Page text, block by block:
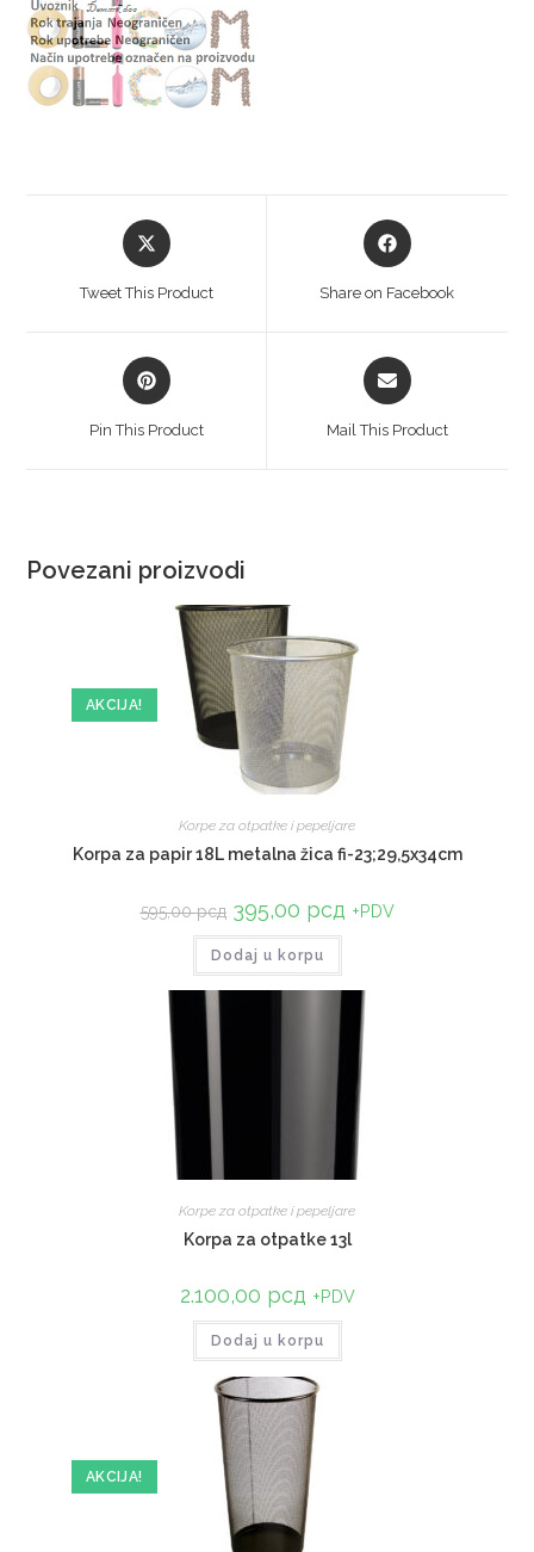
Tweet This Product Share on Facebook
Pin This Product Mail This Product
Povezani proizvodi
AKCIJA!
Korpe za otpatke i pepeljare
Korpa za papir 18L metalna žica fi-23;29,5x34cm
595,00рсд 395,00 рсд +PDV
Dodaj u korpu
Korpe za otpatke i pepeljare
Korpa za otpatke 13l
2.100,00 рсд +PDV
Dodaj u korpu
AKCIJA!